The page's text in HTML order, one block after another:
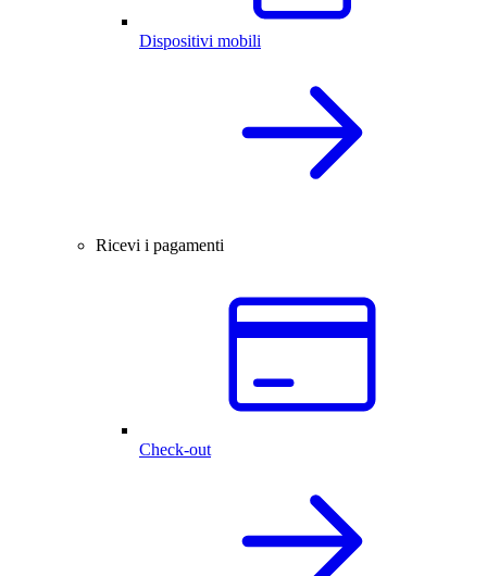
Dispositivi mobili
Ricevi i pagamenti
Check-out